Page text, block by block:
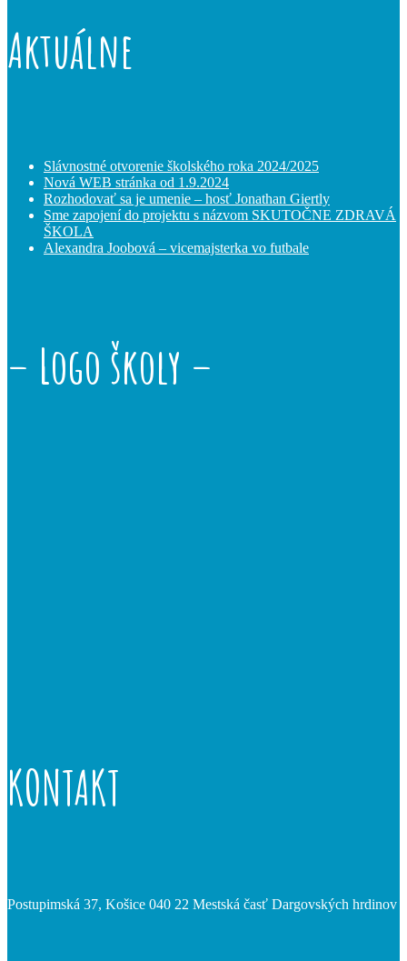
Aktuálne
Slávnostné otvorenie školského roka 2024/2025
Nová WEB stránka od 1.9.2024
Rozhodovať sa je umenie – hosť Jonathan Giertly
Sme zapojení do projektu s názvom SKUTOČNE ZDRAVÁ
ŠKOLA
Alexandra Joobová – vicemajsterka vo futbale
– Logo školy –
KONTAKT
Postupimská 37, Košice 040 22 Mestská časť Dargovských hrdinov